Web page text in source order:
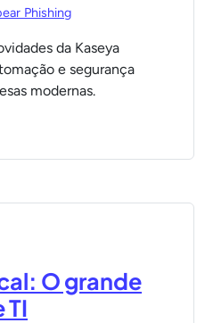
Phishing
da Kaseya
e segurança
modernas.
O grande
TI